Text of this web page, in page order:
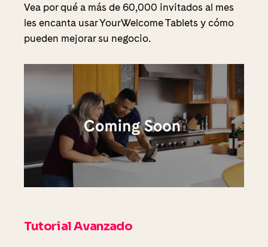
Vea por qué a más de 60,000 invitados al mes
les encanta usar YourWelcome Tablets y cómo
pueden mejorar su negocio.
Tutorial Avanzado